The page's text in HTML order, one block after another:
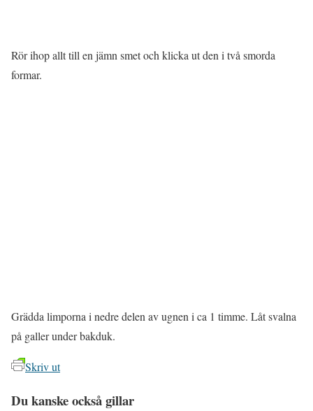
Rör ihop allt till en jämn smet och klicka ut den i två smorda
formar.
Grädda limporna i nedre delen av ugnen i ca 1 timme. Låt svalna
på galler under bakduk.
Skriv ut
Du kanske också gillar